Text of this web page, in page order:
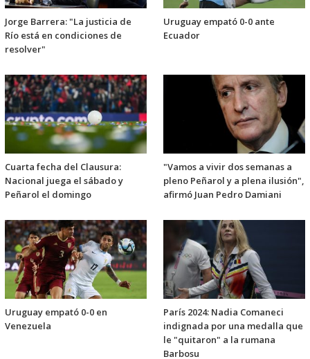
Jorge Barrera: "La justicia de
Río está en condiciones de
resolver"
Uruguay empató 0-0 ante
Ecuador
Cuarta fecha del Clausura:
Nacional juega el sábado y
Peñarol el domingo
"Vamos a vivir dos semanas a
pleno Peñarol y a plena ilusión",
afirmó Juan Pedro Damiani
Uruguay empató 0-0 en
Venezuela
París 2024: Nadia Comaneci
indignada por una medalla que
le "quitaron" a la rumana
Barbosu